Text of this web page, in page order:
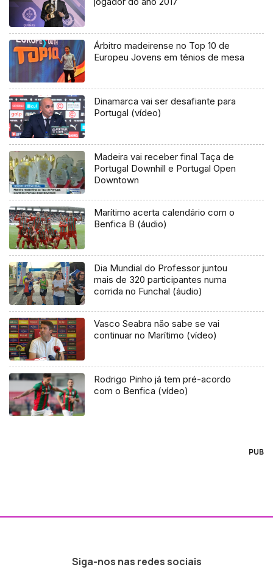
Árbitro madeirense no Top 10 de
Europeu Jovens em ténios de mesa
Dinamarca vai ser desafiante para
Portugal (vídeo)
Madeira vai receber final Taça de
Portugal Downhill e Portugal Open
Downtown
Marítimo acerta calendário com o
Benfica B (áudio)
Dia Mundial do Professor juntou
mais de 320 participantes numa
corrida no Funchal (áudio)
Vasco Seabra não sabe se vai
continuar no Marítimo (vídeo)
Rodrigo Pinho já tem pré-acordo
com o Benfica (vídeo)
PUB
Siga-nos nas redes sociais